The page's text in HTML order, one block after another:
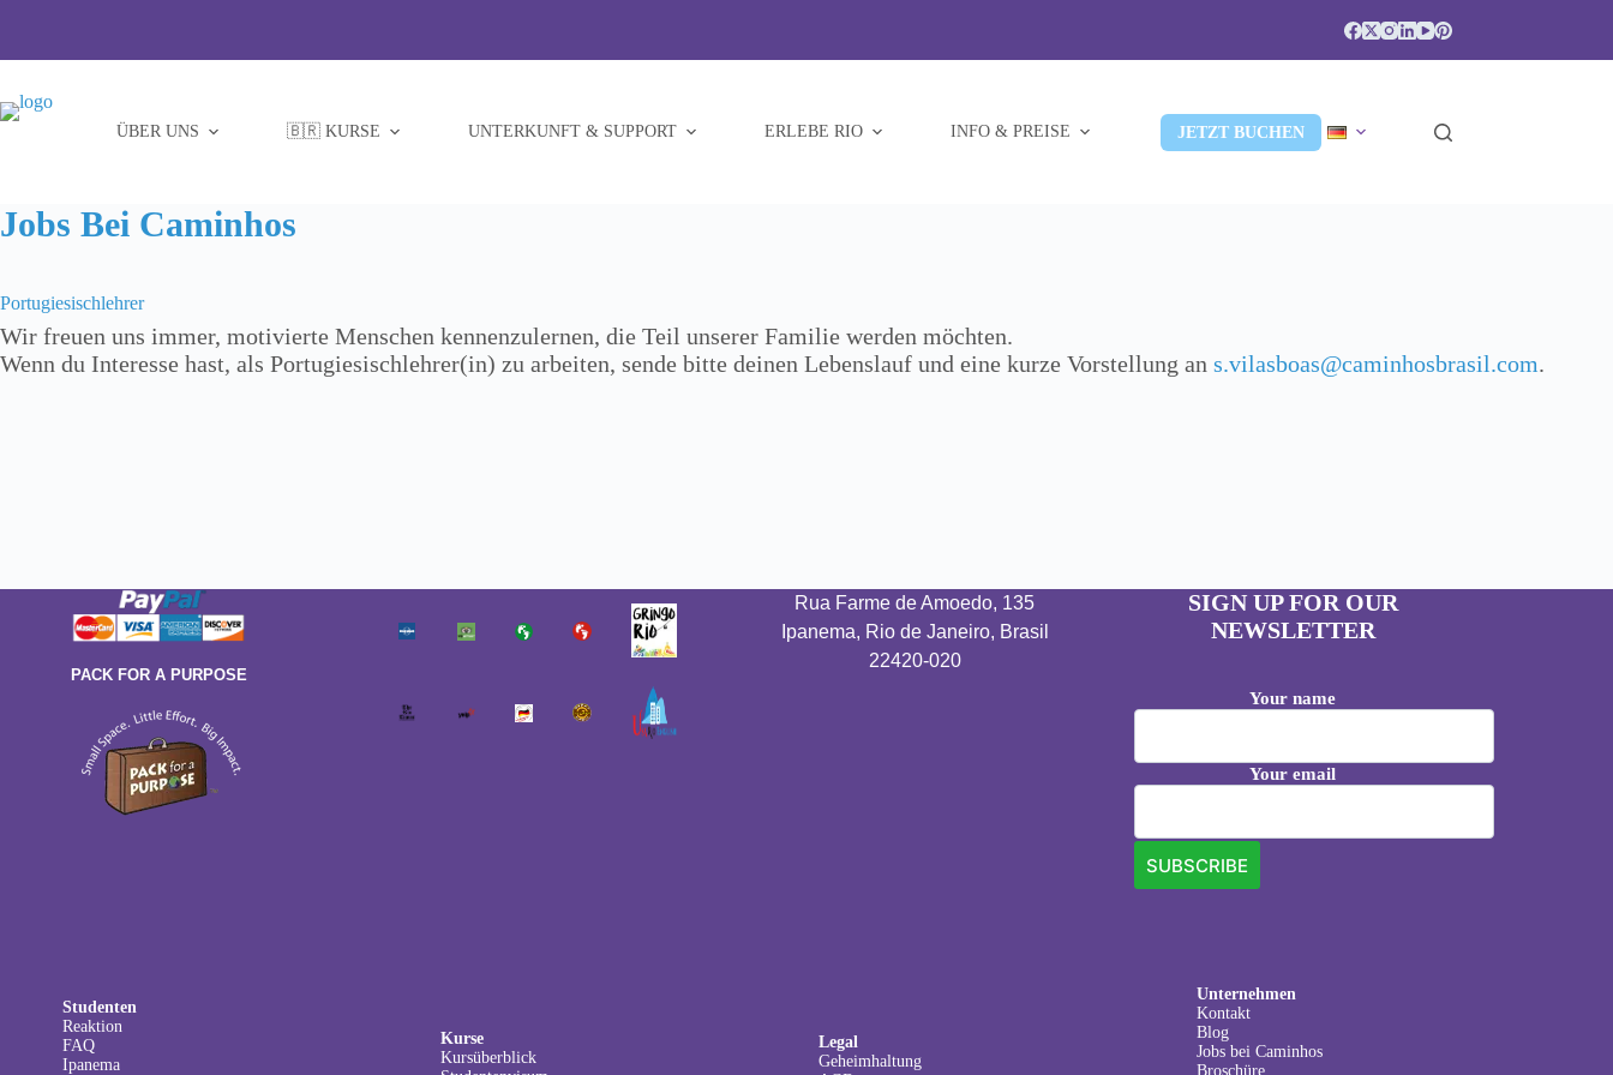
ÜBER UNS 🇧🇷 KURSE UNTERKUNFT & SUPPORT ERLEBE RIO INFO & PREISE JETZT BUCHEN
Jobs Bei Caminhos
Portugiesischlehrer
Wir freuen uns immer, motivierte Menschen kennenzulernen, die Teil unserer Familie werden möchten.
Wenn du Interesse hast, als Portugiesischlehrer(in) zu arbeiten, sende bitte deinen Lebenslauf und eine kurze Vorstellung an s.vilasboas@caminhosbrasil.com.
PACK FOR A PURPOSE
Studenten
Reaktion
FAQ
Ipanema
Kurse
Kursüberblick
Rua Farme de Amoedo, 135
Ipanema, Rio de Janeiro, Brasil
22420-020
Legal
Geheimhaltung
SIGN UP FOR OUR
NEWSLETTER
Your name
Your email
Unternehmen
Kontakt
Blog
Jobs bei Caminhos
Broschüre